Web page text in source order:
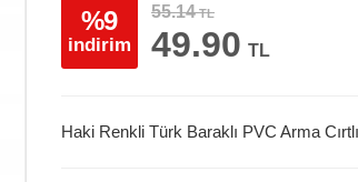
%9
indirim
55.14TL
49.90 TL
Haki Renkli Türk Baraklı PVC Arma Cırtlı